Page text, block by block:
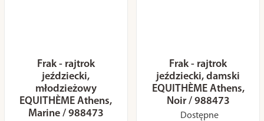
Frak - rajtrok
jeździecki,
młodzieżowy
EQUITHÈME Athens,
Marine / 988473
Frak - rajtrok
jeździecki, damski
EQUITHÈME Athens,
Noir / 988473
Dostępne